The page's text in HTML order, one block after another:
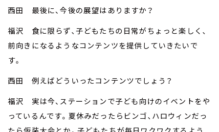
西田 最後に、今後の展望はありますか？
福沢 食に限らず、子どもたちの日常がちょっと楽しく、
前向きになるようなコンテンツを提供していきたいで
す。
西田 例えばどういったコンテンツでしょう？
福沢 実は今、ステーションで子ども向けのイベントをや
っているんです。夏休みだったらビンゴ、ハロウィンだっ